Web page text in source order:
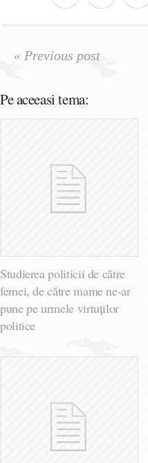
« Previous post
Pe aceeasi tema:
Studierea politicii de către
femei, de către mame ne-ar
pune pe urmele virtuților
politice